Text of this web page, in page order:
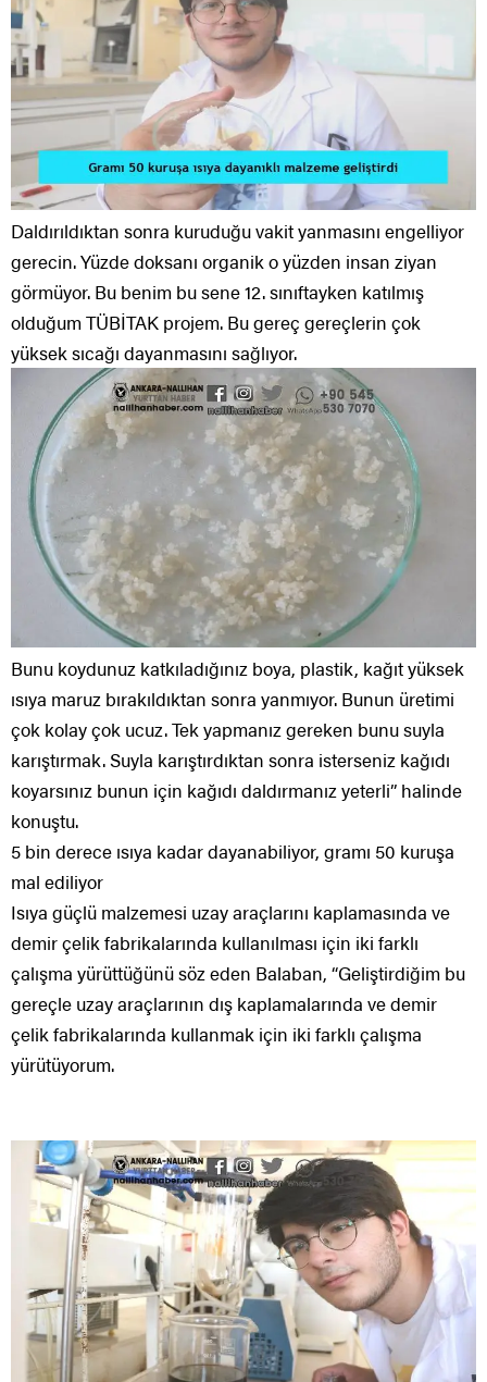
Daldırıldıktan sonra kuruduğu vakit yanmasını engelliyor
gerecin. Yüzde doksanı organik o yüzden insan ziyan
görmüyor. Bu benim bu sene 12. sınıftayken katılmış
olduğum TÜBİTAK projem. Bu gereç gereçlerin çok
yüksek sıcağı dayanmasını sağlıyor.
Bunu koydunuz katkıladığınız boya, plastik, kağıt yüksek
ısıya maruz bırakıldıktan sonra yanmıyor. Bunun üretimi
çok kolay çok ucuz. Tek yapmanız gereken bunu suyla
karıştırmak. Suyla karıştırdıktan sonra isterseniz kağıdı
koyarsınız bunun için kağıdı daldırmanız yeterli” halinde
konuştu.
5 bin derece ısıya kadar dayanabiliyor, gramı 50 kuruşa
mal ediliyor
Isıya güçlü malzemesi uzay araçlarını kaplamasında ve
demir çelik fabrikalarında kullanılması için iki farklı
çalışma yürüttüğünü söz eden Balaban, “Geliştirdiğim bu
gereçle uzay araçlarının dış kaplamalarında ve demir
çelik fabrikalarında kullanmak için iki farklı çalışma
yürütüyorum.